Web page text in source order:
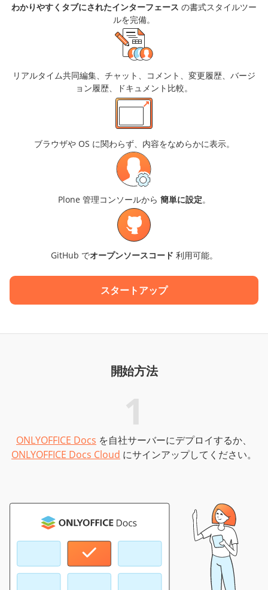
わかりやすくタブにされたインターフェース の書式スタイルツー
ルを完備。
リアルタイム共同編集、チャット、コメント、変更履歴、バージ
ョン履歴、ドキュメント比較。
ブラウザや OS に関わらず、内容をなめらかに表示。
Plone 管理コンソールから 簡単に設定。
GitHub でオープンソースコード 利用可能。
スタートアップ
開始方法
1
ONLYOFFICE Docs を自社サーバーにデプロイするか、
ONLYOFFICE Docs Cloud にサインアップしてください。